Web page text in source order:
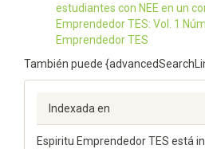
estudiantes con NEE en un
Emprendedor TES: Vol. 1
Emprendedor TES
También puede
Indexada en
Espiritu Emprendedor TES está